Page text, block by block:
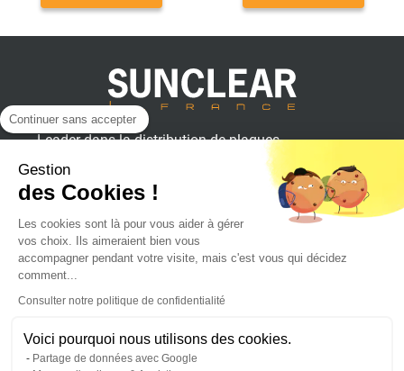
Leader dans la distribution de plaques
plastiques, aluminium et composites
pour professionnels.
SUNCLEAR France
Achat en ligne
Suivez l'actualité sur :
Continuer sans accepter
Gestion
des Cookies !
Les cookies sont là pour vous aider à gérer
vos choix. Ils aimeraient bien vous
accompagner pendant votre visite, mais c'est vous qui décidez
comment...
Consulter notre politique de confidentialité
Voici pourquoi nous utilisons des cookies.
Partage de données avec Google